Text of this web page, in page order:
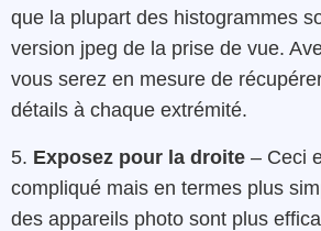
que la plupart des histogrammes
version jpeg de la prise de vue.
vous serez en mesure de
détails à chaque extrémité.
5. Exposez pour la droite – Ceci
compliqué mais en termes plus
des appareils photo sont plus